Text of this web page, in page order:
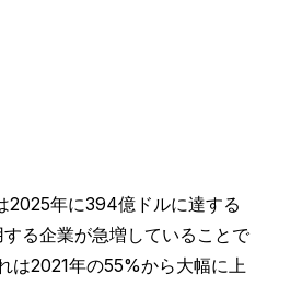
2025年に394億ドルに達する
る企業が急増していることで
は2021年の55%から大幅に上